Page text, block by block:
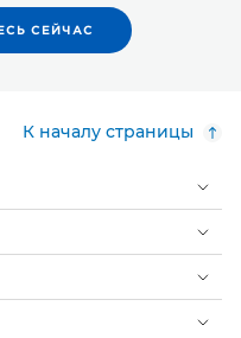
СЕЙЧАС
К началу страницы